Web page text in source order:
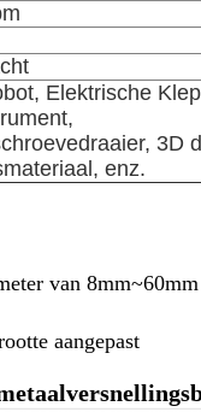
Elektrische
3D
enz.
van
aangepast